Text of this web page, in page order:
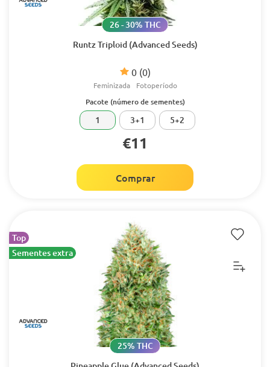
Runtz Triploid (Advanced Seeds)
0 (0)
26 - 30% THC
Feminizada Fotoperíodo
Pacote (número de sementes)
1 3+1 5+2
€11
Comprar
Top
Sementes extra
25% THC